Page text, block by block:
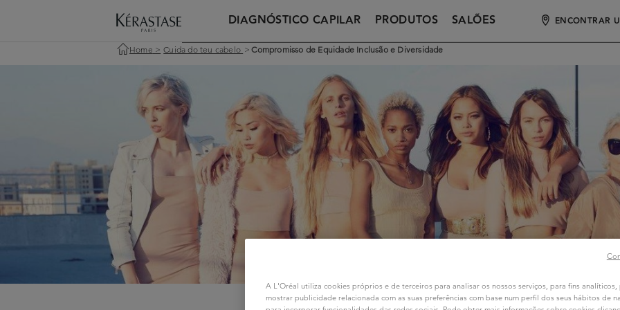
DIAGNÓSTICO CAPILAR PRODUTOS SALÕES ENCONTRAR
Home > Cuida do teu cabelo > Compromisso de Equidade Inclusão e Diversidade
A L'Oréal utiliza cookies próprios e de terceiros para analisar os nossos serviços, para fins analíticos,
mostrar publicidade relacionada com as suas preferências com base num perfil dos seus hábitos de